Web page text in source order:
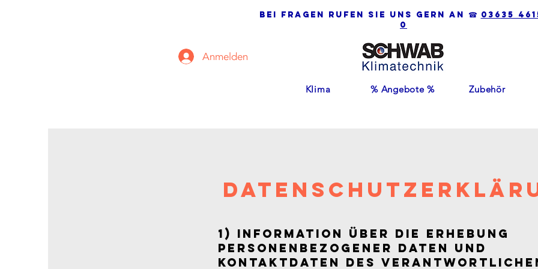
Bei Fragen rufen Sie uns gern an ☎ 03635
0
Anmelden
KIima % Angebote % Zubehör
1) Information über die Erhebung
personenbezogener Daten und
Kontaktdaten des